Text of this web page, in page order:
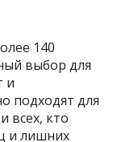
140
выбор для
и
подходят для
всех, кто
и лишних